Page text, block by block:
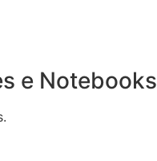
e Notebooks